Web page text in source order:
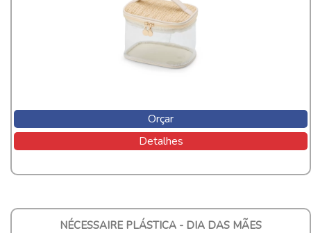
Orçar
Detalhes
NÉCESSAIRE PLÁSTICA - DIA DAS MÃES